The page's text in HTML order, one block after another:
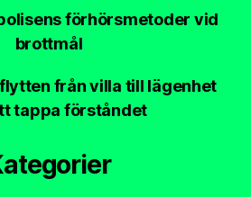
förhörsmetoder vid
brottmål
från villa till lägenhet
tappa förståndet